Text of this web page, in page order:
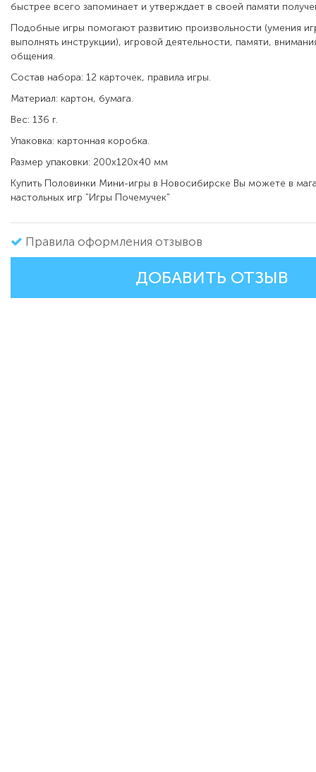
быстрее всего запоминает и утверждает в своей памяти
Подобные игры помогают развитию произвольности (умения
выполнять инструкции), игровой деятельности, памяти,
общения.
Состав набора: 12 карточек, правила игры.
Материал: картон, бумага.
Вес: 136 г.
Упаковка: картонная коробка.
Размер упаковки: 200x120х40 мм
Купить Половинки Мини-игры в Новосибирске Вы можете в
настольных игр "Игры Почемучек"
Правила оформления отзывов
ДОБАВИТЬ ОТЗЫВ